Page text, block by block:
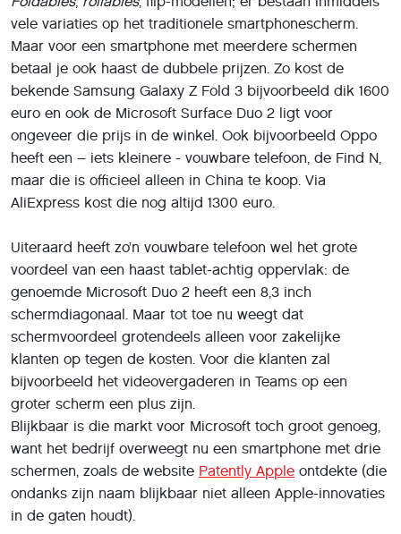
vele variaties op het traditionele smartphonescherm.
Maar voor een smartphone met meerdere schermen
betaal je ook haast de dubbele prijzen. Zo kost de
bekende Samsung Galaxy Z Fold 3 bijvoorbeeld dik 1600
euro en ook de Microsoft Surface Duo 2 ligt voor
ongeveer die prijs in de winkel. Ook bijvoorbeeld Oppo
heeft een – iets kleinere - vouwbare telefoon, de Find N,
maar die is officieel alleen in China te koop. Via
AliExpress kost die nog altijd 1300 euro.
Uiteraard heeft zo’n vouwbare telefoon wel het grote
voordeel van een haast tablet-achtig oppervlak: de
genoemde Microsoft Duo 2 heeft een 8,3 inch
schermdiagonaal. Maar tot toe nu weegt dat
schermvoordeel grotendeels alleen voor zakelijke
klanten op tegen de kosten. Voor die klanten zal
bijvoorbeeld het videovergaderen in Teams op een
groter scherm een plus zijn.
Blijkbaar is die markt voor Microsoft toch groot genoeg,
want het bedrijf overweegt nu een smartphone met drie
schermen, zoals de website Patently Apple ontdekte (die
ondanks zijn naam blijkbaar niet alleen Apple-innovaties
in de gaten houdt).